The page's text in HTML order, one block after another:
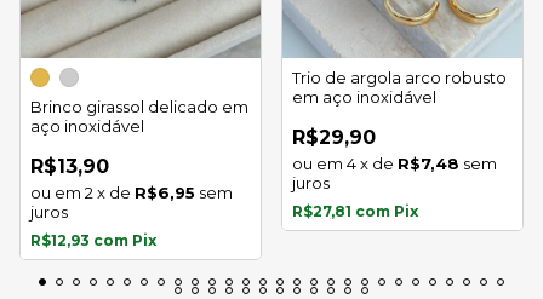
Brinco girassol delicado em
aço inoxidável
R$13,90
2 x de R$6,95 sem
juros
R$12,93 com Pix
Trio de argola arco robusto
em aço inoxidável
R$29,90
4x de R$7,48 sem
juros
R$27,81 com Pix